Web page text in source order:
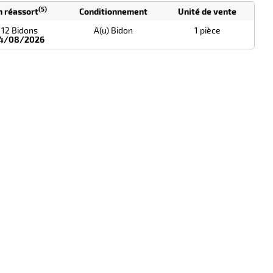
réassort(5) Conditionnement
Unité de vente
12 Bidons
08/2026
A(u) Bidon 1 pièce